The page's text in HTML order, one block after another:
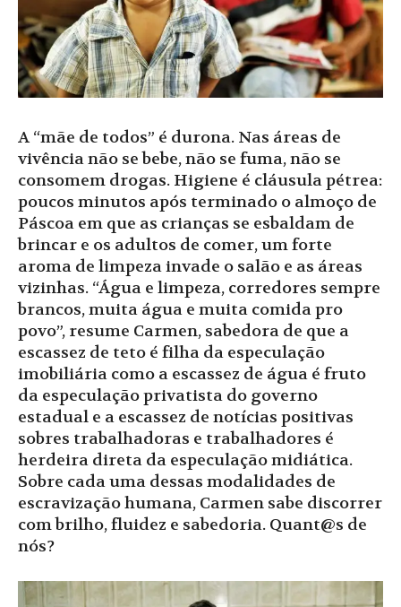
A “mãe de todos” é durona. Nas áreas de
vivência não se bebe, não se fuma, não se
consomem drogas. Higiene é cláusula pétrea:
poucos minutos após terminado o almoço de
Páscoa em que as crianças se esbaldam de
brincar e os adultos de comer, um forte
aroma de limpeza invade o salão e as áreas
vizinhas. “Água e limpeza, corredores sempre
brancos, muita água e muita comida pro
povo”, resume Carmen, sabedora de que a
escassez de teto é filha da especulação
imobiliária como a escassez de água é fruto
da especulação privatista do governo
estadual e a escassez de notícias positivas
sobres trabalhadoras e trabalhadores é
herdeira direta da especulação midiática.
Sobre cada uma dessas modalidades de
escravização humana, Carmen sabe discorrer
com brilho, fluidez e sabedoria. Quant@s de
nós?